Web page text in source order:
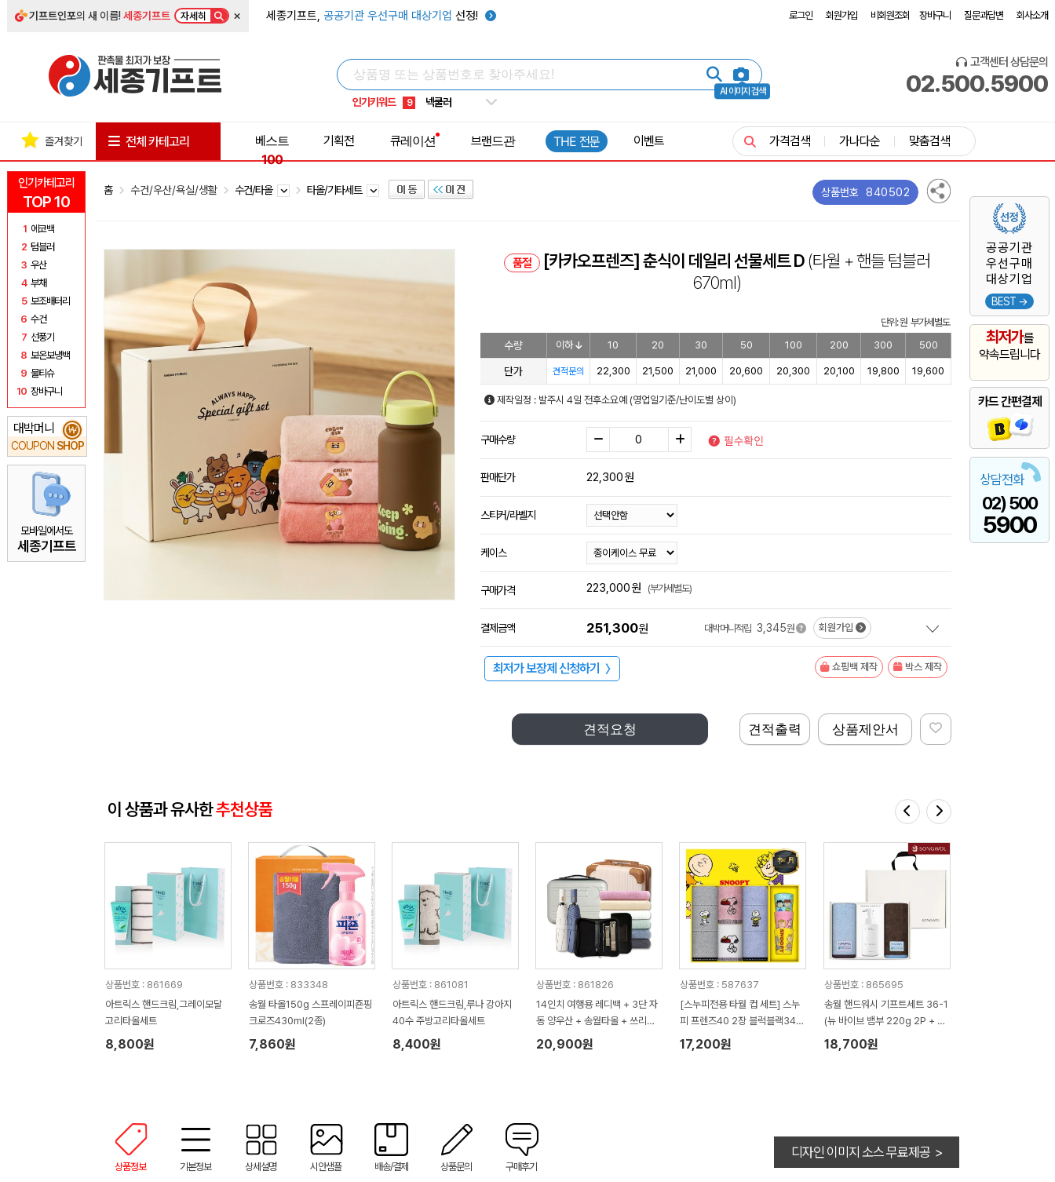
기프트인포의 새 이름!세종기프트 자세히 × 세종기프트, 공공기관 우선구매 대상기업 선정! 로그인 회원가입 비회원조회 장바구니 질문과답변 회사소개
AI 이미지 검색
인기키워드
5 키캡
8 쿨토시
9 넥쿨러
1 선풍기
고객센터 상담문의
02.500.5900
인기카테고리
TOP 10
1 에코백
2 텀블러
3 우산
4 부채
5 보조배터리
6 수건
7 선풍기
8 보온보냉백
9 물티슈
10 장바구니
대박머니
COUPON SHOP
₩
모바일에서도
세종기프트
공공기관
우선구매
대상기업
BEST →
최저가를
약속드립니다
카드 간편결제
상담전화
02) 500
5900
즐겨찾기 전체 카테고리
베스트
100
기획전 큐레이션 브랜드관 THE 전문 이벤트 가격검색 가나다순 맞춤검색
홈 수건/우산/욕실/생활 수건/타올 타올/기타세트 상품번호 840502
품절 [카카오프렌즈] 춘식이 데일리 선물세트 D(타월 + 핸들 텀블러
670ml)
단위: 원 부가세별도
수량 이하 10 20 30 50 100 200 300 500
단가 견적문의 22,300 21,500 21,000 20,600 20,300 20,100 19,800 19,600
제작일정 : 발주시 4일 전후소요예 (영업일기준/난이도별 상이)
구매수량
판매단가 22,300원
스티커/라벨지
케이스
구매가격 223,000원 (부가세별도)
결제금액 251,300원 대박머니적립 3,345원 회원가입
최저가 보장제 신청하기 〉 쇼핑백 제작 박스 제작
견적요청 상품제안서
견적출력
이 상품과 유사한추천상품
상품번호 : 861669
아트릭스 핸드크림,그레이모달
고리타올세트
8,800원
상품번호 : 833348
송월 타올150g 스프레이피죤핑
크로즈430ml(2종)
7,860원
상품번호 : 861081
아트릭스 핸드크림,루나 강아지
40수 주방고리타올세트
8,400원
상품번호 : 861826
14인치 여행용 레디백 + 3단 자
동 양우산 + 송월타올 + 쓰리세
븐 460KC 손톱깎이세트 선물세
트 레디백 선물세트
20,900원
상품번호 : 587637
[스누피전용 타월 컵 세트] 스누
피 프렌즈40 2장 블럭블랙34 2
장 스누피 3P 컵 세트
17,200원
상품번호 : 865695
송월 핸드워시 기프트세트 36-1
(뉴 바이브 뱀부 220g 2P + 생
활공작소500ml 1P)
18,700원
상품정보 기본정보 상세설명 시안샘플 배송/결제 상품문의 구매후기
디자인 이미지 소스 무료제공 >